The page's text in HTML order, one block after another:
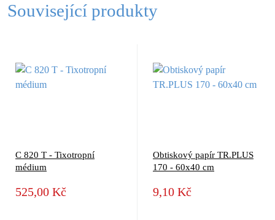
Související produkty
C 820 T - Tixotropní
médium
525,00 Kč
Obtiskový papír TR.PLUS
170 - 60x40 cm
9,10 Kč